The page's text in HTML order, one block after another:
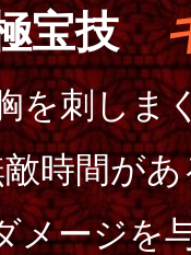
宝技
を刺しま
時間が
メージを